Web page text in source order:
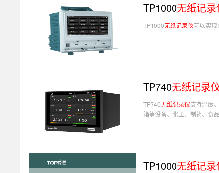
TP1000无纸记录
TP1000无纸记录仪可以实现
TP740无纸记录
TP740无纸记录仪支持温度
箱等设备、化工、制药、食
TP1000无纸记录